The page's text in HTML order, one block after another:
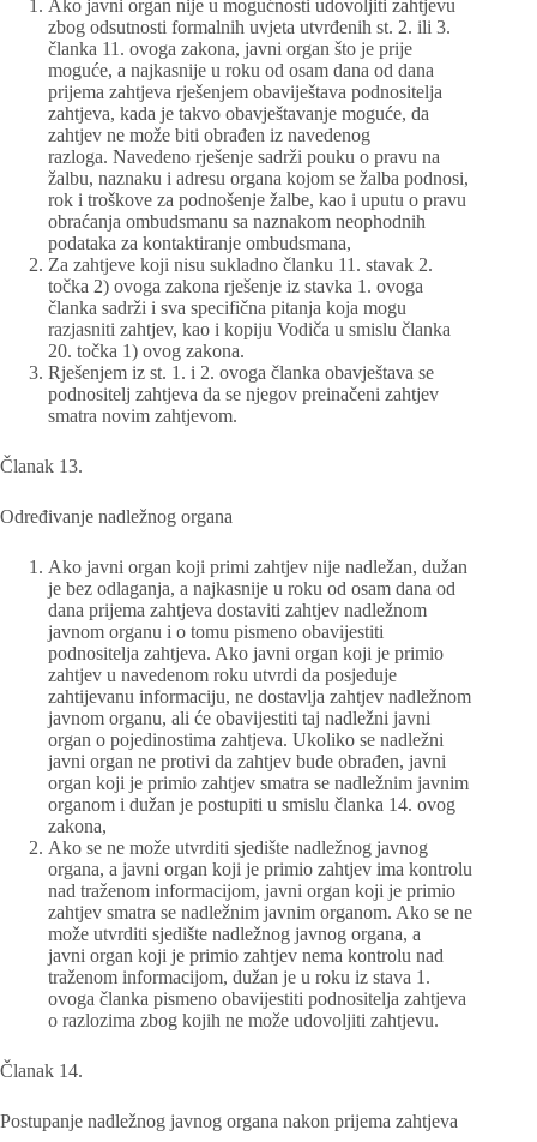
Ako javni organ nije u mogućnosti udovoljiti zahtjevu
zbog odsutnosti formalnih uvjeta utvrđenih st. 2. ili 3.
članka 11. ovoga zakona, javni organ što je prije
moguće, a najkasnije u roku od osam dana od dana
prijema zahtjeva rješenjem obaviještava podnositelja
zahtjeva, kada je takvo obavještavanje moguće, da
zahtjev ne može biti obrađen iz navedenog
razloga. Navedeno rješenje sadrži pouku o pravu na
žalbu, naznaku i adresu organa kojom se žalba podnosi,
rok i troškove za podnošenje žalbe, kao i uputu o pravu
obraćanja ombudsmanu sa naznakom neophodnih
podataka za kontaktiranje ombudsmana,
Za zahtjeve koji nisu sukladno članku 11. stavak 2.
točka 2) ovoga zakona rješenje iz stavka 1. ovoga
članka sadrži i sva specifična pitanja koja mogu
razjasniti zahtjev, kao i kopiju Vodiča u smislu članka
20. točka 1) ovog zakona.
Rješenjem iz st. 1. i 2. ovoga članka obavještava se
podnositelj zahtjeva da se njegov preinačeni zahtjev
smatra novim zahtjevom.
Članak 13.
Određivanje nadležnog organa
Ako javni organ koji primi zahtjev nije nadležan, dužan
je bez odlaganja, a najkasnije u roku od osam dana od
dana prijema zahtjeva dostaviti zahtjev nadležnom
javnom organu i o tomu pismeno obavijestiti
podnositelja zahtjeva. Ako javni organ koji je primio
zahtjev u navedenom roku utvrdi da posjeduje
zahtijevanu informaciju, ne dostavlja zahtjev nadležnom
javnom organu, ali će obavijestiti taj nadležni javni
organ o pojedinostima zahtjeva. Ukoliko se nadležni
javni organ ne protivi da zahtjev bude obrađen, javni
organ koji je primio zahtjev smatra se nadležnim javnim
organom i dužan je postupiti u smislu članka 14. ovog
zakona,
Ako se ne može utvrditi sjedište nadležnog javnog
organa, a javni organ koji je primio zahtjev ima kontrolu
nad traženom informacijom, javni organ koji je primio
zahtjev smatra se nadležnim javnim organom. Ako se ne
može utvrditi sjedište nadležnog javnog organa, a
javni organ koji je primio zahtjev nema kontrolu nad
traženom informacijom, dužan je u roku iz stava 1.
ovoga članka pismeno obavijestiti podnositelja zahtjeva
o razlozima zbog kojih ne može udovoljiti zahtjevu.
Članak 14.
Postupanje nadležnog javnog organa nakon prijema zahtjeva